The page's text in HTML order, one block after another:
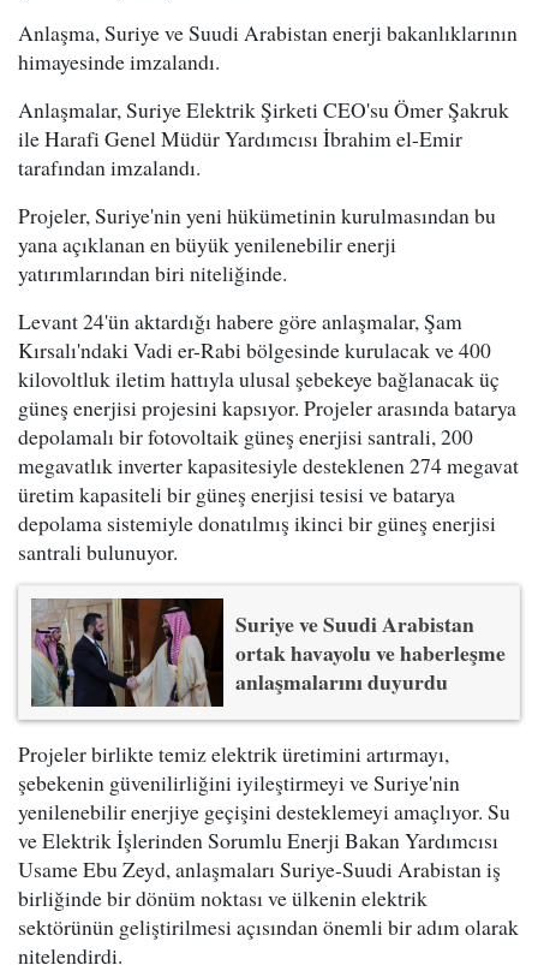
Anlaşma, Suriye ve Suudi Arabistan enerji bakanlıklarının
himayesinde imzalandı.
Anlaşmalar, Suriye Elektrik Şirketi CEO'su Ömer Şakruk
ile Harafi Genel Müdür Yardımcısı İbrahim el-Emir
tarafından imzalandı.
Projeler, Suriye'nin yeni hükümetinin kurulmasından bu
yana açıklanan en büyük yenilenebilir enerji
yatırımlarından biri niteliğinde.
Levant 24'ün aktardığı habere göre anlaşmalar, Şam
Kırsalı'ndaki Vadi er-Rabi bölgesinde kurulacak ve 400
kilovoltluk iletim hattıyla ulusal şebekeye bağlanacak üç
güneş enerjisi projesini kapsıyor. Projeler arasında batarya
depolamalı bir fotovoltaik güneş enerjisi santrali, 200
megavatlık inverter kapasitesiyle desteklenen 274 megavat
üretim kapasiteli bir güneş enerjisi tesisi ve batarya
depolama sistemiyle donatılmış ikinci bir güneş enerjisi
santrali bulunuyor.
Suriye ve Suudi Arabistan
ortak havayolu ve haberleşme
anlaşmalarını duyurdu
Projeler birlikte temiz elektrik üretimini artırmayı,
şebekenin güvenilirliğini iyileştirmeyi ve Suriye'nin
yenilenebilir enerjiye geçişini desteklemeyi amaçlıyor. Su
ve Elektrik İşlerinden Sorumlu Enerji Bakan Yardımcısı
Usame Ebu Zeyd, anlaşmaları Suriye-Suudi Arabistan iş
birliğinde bir dönüm noktası ve ülkenin elektrik
sektörünün geliştirilmesi açısından önemli bir adım olarak
nitelendirdi.